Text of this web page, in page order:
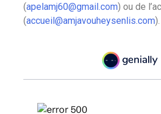
(apelamj60@gmail.com) ou de
(accueil@amjavouheysenlis.com).